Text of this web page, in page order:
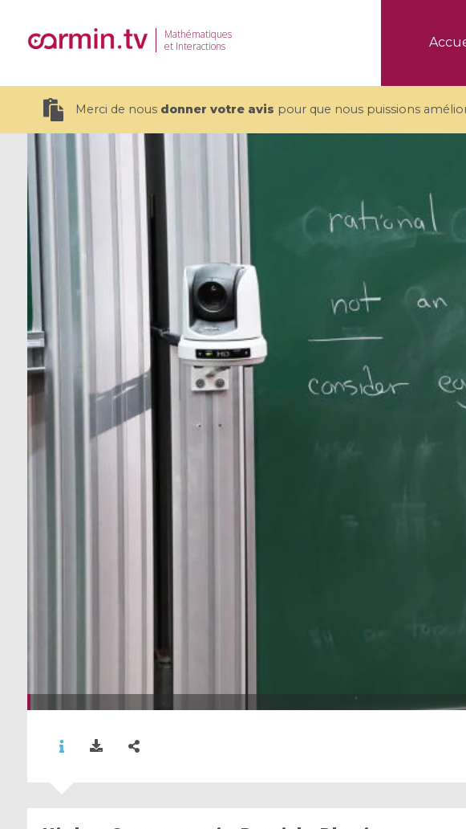
Mathématiques
et Interactions
Merci de nous donner votre avis pour que nous puissions
19 videos
CEMRACS 2026 : Modeling and AI
for Environmental Transition /
Centre d'Eté Mathématique de
Recherche Avancée en Calcul
Scientifique
quantum groups /
Coulomb et groupes
affines